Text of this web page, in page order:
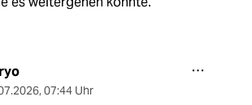
, 07:44 Uhr